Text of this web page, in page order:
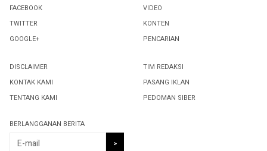
FACEBOOK
TWITTER
GOOGLE+
VIDEO
KONTEN
PENCARIAN
DISCLAIMER
KONTAK KAMI
TENTANG KAMI
TIM REDAKSI
PASANG IKLAN
PEDOMAN SIBER
BERLANGGANAN BERITA